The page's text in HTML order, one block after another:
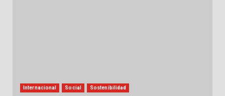
Internacional Social Sostenibilidad